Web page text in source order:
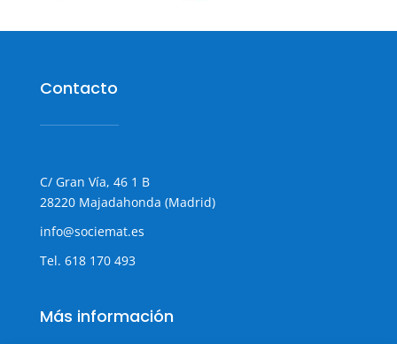
Contacto
C/ Gran Vía, 46 1 B
28220 Majadahonda (Madrid)
info@sociemat.es
Tel. 618 170 493
Más información